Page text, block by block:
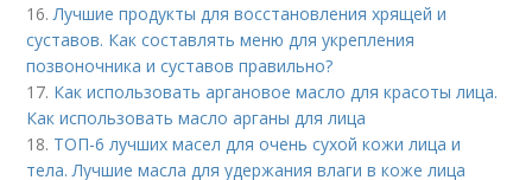
16.Лучшие продукты для восстановления хрящей и
суставов. Как составлять меню для укрепления
позвоночника и суставов правильно?
17. Как использовать аргановое масло для красоты лица.
Как использовать масло арганы для лица
18. ТОП-6 лучших масел для очень сухой кожи лица и
тела. Лучшие масла для удержания влаги в коже лица